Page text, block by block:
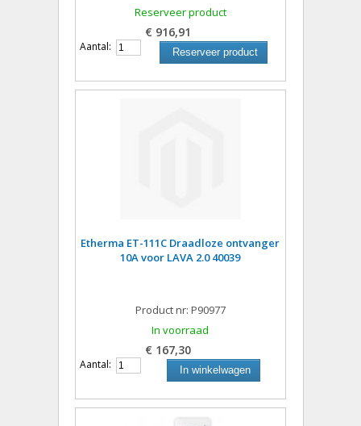
Reserveer product
€ 916,91
Aantal: Reserveer product
Etherma ET-111C Draadloze ontvanger
10A voor LAVA 2.0 40039
Product nr: P90977
In voorraad
€ 167,30
Aantal: In winkelwagen